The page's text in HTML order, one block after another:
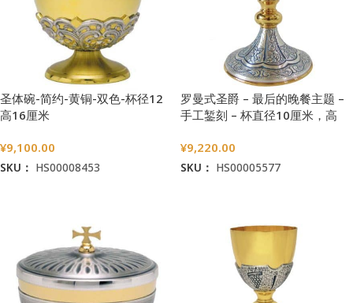
圣体碗-简约-黄铜-双色-杯径12
高16厘米
¥9,100.00
SKU： HS00008453
罗曼式圣爵 – 最后的晚餐主题 –
手工錾刻 – 杯直径10厘米，高
¥9,220.00
SKU： HS00005577